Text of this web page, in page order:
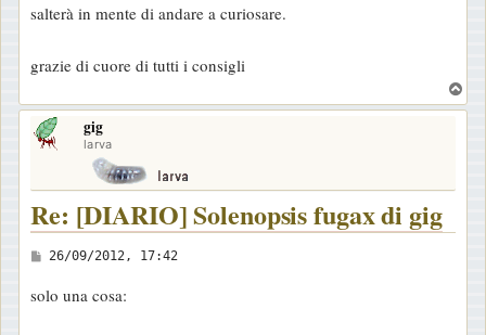
salterà in mente di andare a curiosare.
grazie di cuore di tutti i consigli
o
gig
larva
Re: [DIARIO] Solenopsis fugax di gig
M
s
26/09/2012, 17:42
solo una cosa: